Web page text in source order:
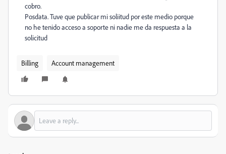
cobro.
Posdata. Tuve que publicar mi soliitud por este medio porque
no he tenido acceso a soporte ni nadie me da respuesta a la
solicitud
Billing Account management